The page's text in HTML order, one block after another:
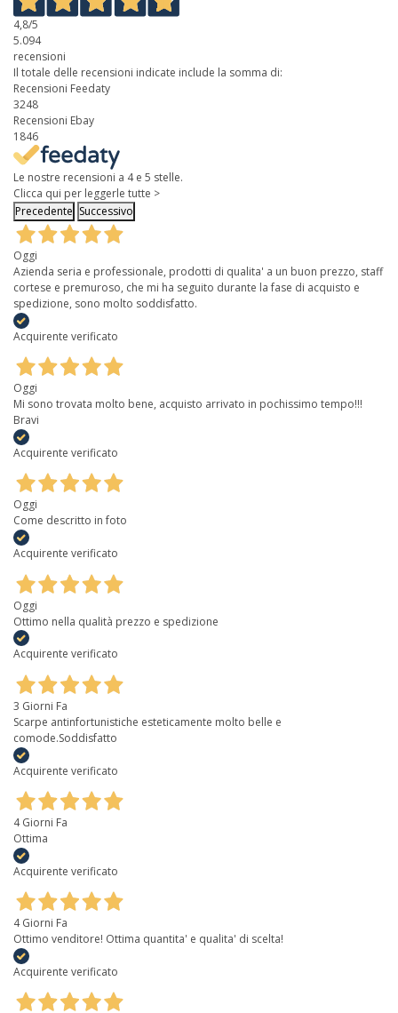
4,8/5
5.094
recensioni
Il totale delle recensioni indicate include la somma di:
Recensioni Feedaty
3248
Recensioni Ebay
1846
Le nostre recensioni a 4 e 5 stelle.
Clicca qui per leggerle tutte >
Precedente Successivo
Oggi
Azienda seria e professionale, prodotti di qualita' a un buon prezzo, staff
cortese e premuroso, che mi ha seguito durante la fase di acquisto e
spedizione, sono molto soddisfatto.
Acquirente verificato
Oggi
Mi sono trovata molto bene, acquisto arrivato in pochissimo tempo!!!
Bravi
Acquirente verificato
Oggi
Come descritto in foto
Acquirente verificato
Oggi
Ottimo nella qualità prezzo e spedizione
Acquirente verificato
3 Giorni Fa
Scarpe antinfortunistiche esteticamente molto belle e
comode.Soddisfatto
Acquirente verificato
4 Giorni Fa
Ottima
Acquirente verificato
4 Giorni Fa
Ottimo venditore! Ottima quantita' e qualita' di scelta!
Acquirente verificato